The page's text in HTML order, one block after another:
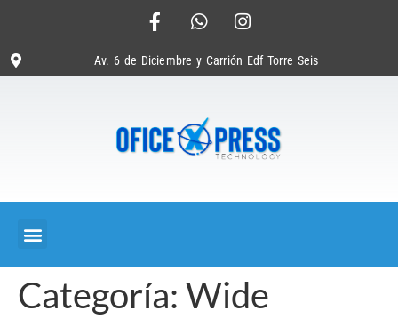
Av. 6 de Diciembre y Carrión Edf Torre Seis
Categoría: Wide